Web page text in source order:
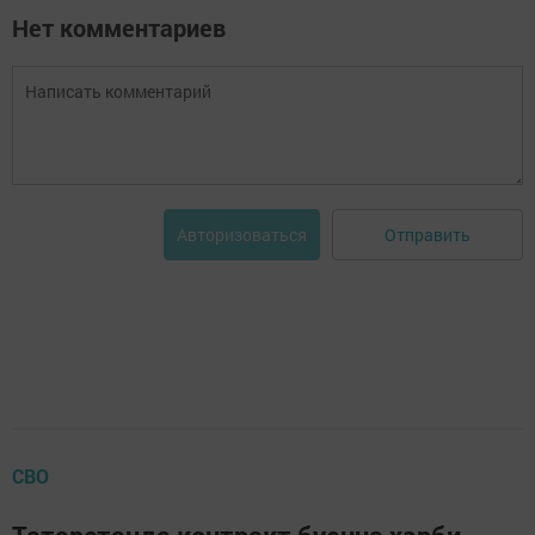
Нет комментариев
Авторизоваться Отправить
СВО